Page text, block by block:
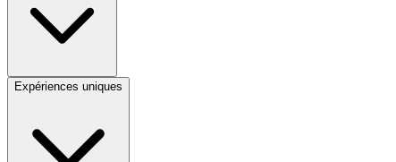
Expériences uniques